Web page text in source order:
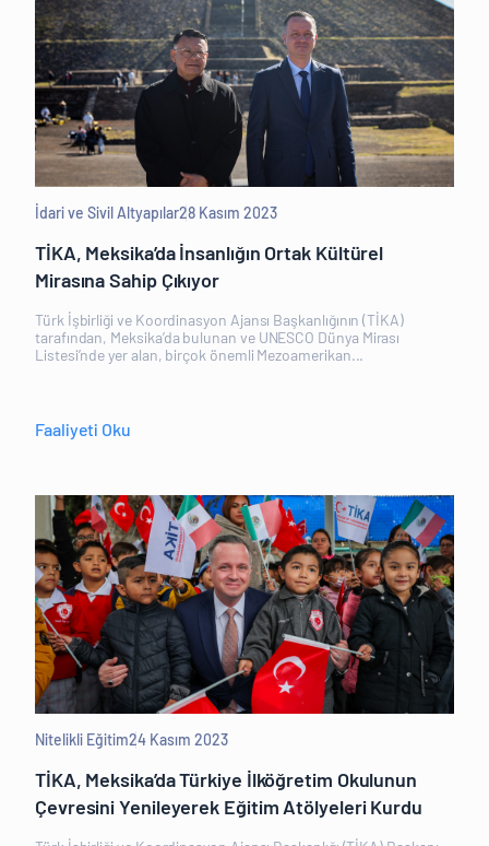
İdari ve Sivil Altyapılar28 Kasım 2023
TİKA, Meksika’da İnsanlığın Ortak Kültürel
Mirasına Sahip Çıkıyor
Türk İşbirliği ve Koordinasyon Ajansı Başkanlığının (TİKA)
tarafından, Meksika’da bulunan ve UNESCO Dünya Mirası
Listesi’nde yer alan, birçok önemli Mezoamerikan...
Faaliyeti Oku
Nitelikli Eğitim24 Kasım 2023
TİKA, Meksika’da Türkiye İlköğretim Okulunun
Çevresini Yenileyerek Eğitim Atölyeleri Kurdu